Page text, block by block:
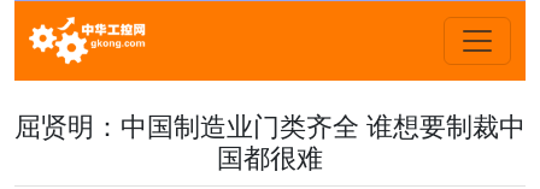
屈贤明：中国制造业门类齐全 谁想要制裁中
国都很难